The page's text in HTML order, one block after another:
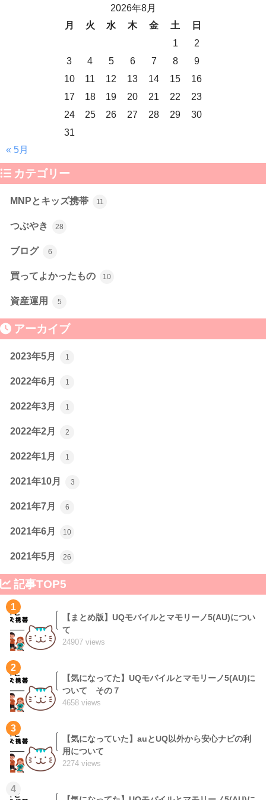
2026年8月
月
火 水 木 金 土
日
1
2
3
4 5 6 7 8
9
10
11 12 13 14 15
16
17
18 19 20 21 22
23
24
25 26 27 28 29
30
31
« 5月
カテゴリー
MNPとキッズ携帯 11
つぶやき 28
ブログ 6
買ってよかったもの 10
資産運用 5
アーカイブ
2023年5月 1
2022年6月 1
2022年3月 1
2022年2月 2
2022年1月 1
2021年10月 3
2021年7月 6
2021年6月 10
2021年5月 26
記事TOP5
1
【まとめ版】UQモバイルとマモリーノ5(AU)につい
て
24907 views
2
【気になってた】UQモバイルとマモリーノ5(AU)に
ついて その７
4658 views
3
【気になっていた】auとUQ以外から安心ナビの利
用について
2274 views
4